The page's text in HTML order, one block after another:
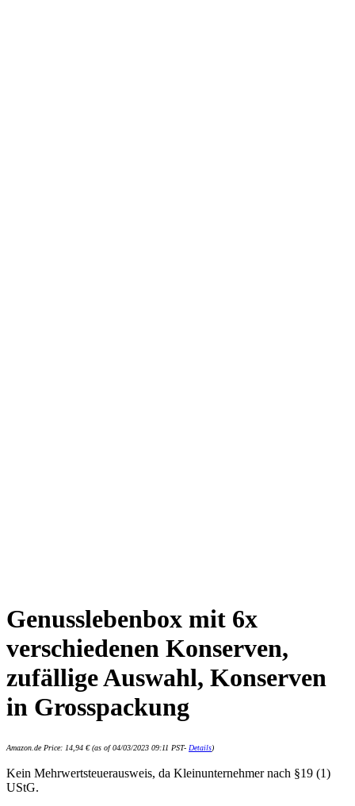
Genusslebenbox mit 6x
verschiedenen Konserven,
zufällige Auswahl, Konserven
in Grosspackung
Amazon.de Price: 14,94 €(as of 04/03/2023 09:11 PST- Details)
Kein Mehrwertsteuerausweis, da Kleinunternehmer nach §19 (1)
UStG.